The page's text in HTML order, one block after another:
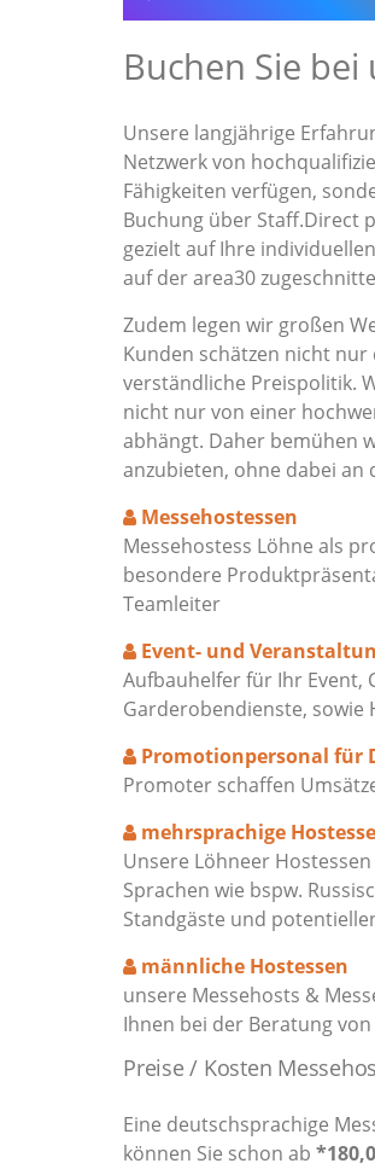
Buchen Sie
Unsere langjährige
Netzwerk von
Fähigkeiten verfügen,
Buchung über Staff.Direct
gezielt auf Ihre
auf der area30
Zudem legen wir großen
Kunden schätzen nicht
verständliche Preispolitik.
nicht nur von einer
abhängt. Daher bemühen
anzubieten, ohne dabei an
Messehostessen
Messehostess Löhne als
besondere
Teamleiter
Event- und
Aufbauhelfer für Ihr Event,
Garderobendienste, sowie
Promotionpersonal für
Promoter schaffen
mehrsprachige
Unsere Löhneer
Sprachen wie bspw.
Standgäste und
männliche Hostessen
unsere Messehosts &
Ihnen bei der Beratung
Preise / Kosten
Eine deutschsprachige
können Sie schon ab